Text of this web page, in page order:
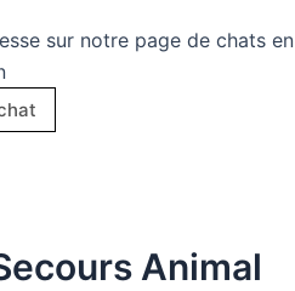
sur notre page de chats en
Animal